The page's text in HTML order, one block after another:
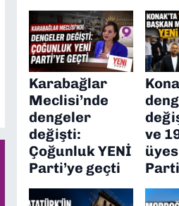
Karabağlar
Meclisi’nde
dengeler
değişti:
Çoğunluk YENİ
Parti’ye geçti
ve